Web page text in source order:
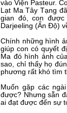
vào Viện Pasteur.
Lạt Ma Tây Tạng
gian đó, con
Darjeeling (Ấn Độ)
Chính những hình
giúp con có quyết
Ma đó hình ảnh
sao, chỉ thấy họ
phương rất khó tìm
Muốn gặp các
được? Nhưng sẵn
ai đạt được đến sự